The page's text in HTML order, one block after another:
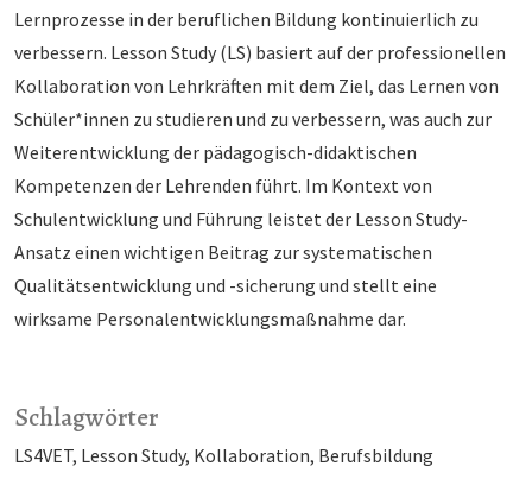
Schlagwörter
LS4VET Lesson Study Kollaboration Berufsbildung
Lernprozesse in der beruflichen Bildung kontinuierlich zu
verbessern. Lesson Study (LS) basiert auf der professionellen
Kollaboration von Lehrkräften mit dem Ziel, das Lernen von
Schüler*innen zu studieren und zu verbessern, was auch zur
Weiterentwicklung der pädagogisch-didaktischen
Kompetenzen der Lehrenden führt. Im Kontext von
Schulentwicklung und Führung leistet der Lesson Study-
Ansatz einen wichtigen Beitrag zur systematischen
Qualitätsentwicklung und -sicherung und stellt eine
wirksame Personalentwicklungsmaßnahme dar.